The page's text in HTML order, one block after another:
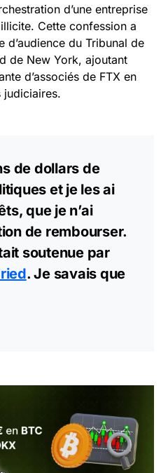
d’une entreprise
Cette confession a
d’audience du Tribunal de
de New York, ajoutant
d’associés de FTX en
judiciaires.
de dollars de
et je les ai
que je n’ai
de rembourser.
soutenue par
. Je savais que